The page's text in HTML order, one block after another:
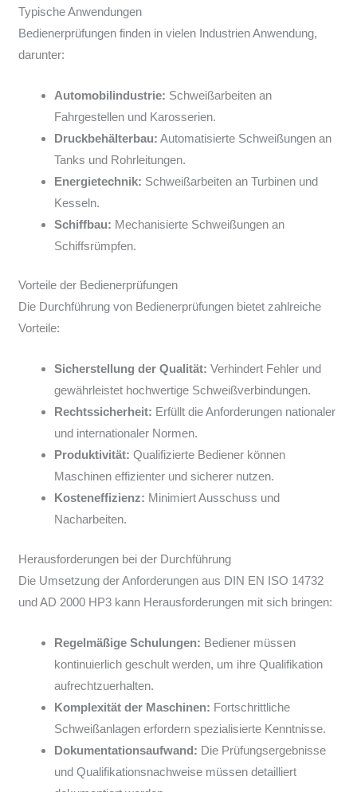
Typische Anwendungen
Bedienerprüfungen finden in vielen Industrien Anwendung,
darunter:
Automobilindustrie: Schweißarbeiten an
Fahrgestellen und Karosserien.
Druckbehälterbau: Automatisierte Schweißungen an
Tanks und Rohrleitungen.
Energietechnik: Schweißarbeiten an Turbinen und
Kesseln.
Schiffbau: Mechanisierte Schweißungen an
Schiffsrümpfen.
Vorteile der Bedienerprüfungen
Die Durchführung von Bedienerprüfungen bietet zahlreiche
Vorteile:
Sicherstellung der Qualität: Verhindert Fehler und
gewährleistet hochwertige Schweißverbindungen.
Rechtssicherheit: Erfüllt die Anforderungen nationaler
und internationaler Normen.
Produktivität: Qualifizierte Bediener können
Maschinen effizienter und sicherer nutzen.
Kosteneffizienz: Minimiert Ausschuss und
Nacharbeiten.
Herausforderungen bei der Durchführung
Die Umsetzung der Anforderungen aus DIN EN ISO 14732
und AD 2000 HP3 kann Herausforderungen mit sich bringen:
Regelmäßige Schulungen: Bediener müssen
kontinuierlich geschult werden, um ihre Qualifikation
aufrechtzuerhalten.
Komplexität der Maschinen: Fortschrittliche
Schweißanlagen erfordern spezialisierte Kenntnisse.
Dokumentationsaufwand: Die Prüfungsergebnisse
und Qualifikationsnachweise müssen detailliert